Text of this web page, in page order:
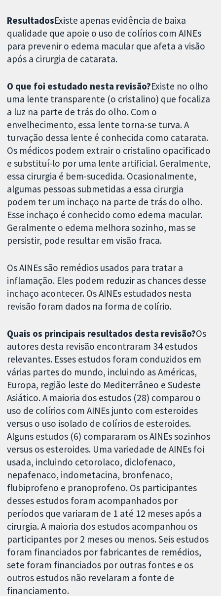
ResultadosExiste apenas evidência de baixa
qualidade que apoie o uso de colírios com AINEs
para prevenir o edema macular que afeta a visão
após a cirurgia de catarata.
O que foi estudado nesta revisão?Existe no olho
uma lente transparente (o cristalino) que focaliza
a luz na parte de trás do olho. Com o
envelhecimento, essa lente torna-se turva. A
turvação dessa lente é conhecida como catarata.
Os médicos podem extrair o cristalino opacificado
e substituí-lo por uma lente artificial. Geralmente,
essa cirurgia é bem-sucedida. Ocasionalmente,
algumas pessoas submetidas a essa cirurgia
podem ter um inchaço na parte de trás do olho.
Esse inchaço é conhecido como edema macular.
Geralmente o edema melhora sozinho, mas se
persistir, pode resultar em visão fraca.
Os AINEs são remédios usados para tratar a
inflamação. Eles podem reduzir as chances desse
inchaço acontecer. Os AINEs estudados nesta
revisão foram dados na forma de colírio.
Quais os principais resultados desta revisão?Os
autores desta revisão encontraram 34 estudos
relevantes. Esses estudos foram conduzidos em
várias partes do mundo, incluindo as Américas,
Europa, região leste do Mediterrâneo e Sudeste
Asiático. A maioria dos estudos (28) comparou o
uso de colírios com AINEs junto com esteroides
versus o uso isolado de colírios de esteroides.
Alguns estudos (6) compararam os AINEs sozinhos
versus os esteroides. Uma variedade de AINEs foi
usada, incluindo cetorolaco, diclofenaco,
nepafenaco, indometacina, bronfenaco,
flubiprofeno e pranoprofeno. Os participantes
desses estudos foram acompanhados por
períodos que variaram de 1 até 12 meses após a
cirurgia. A maioria dos estudos acompanhou os
participantes por 2 meses ou menos. Seis estudos
foram financiados por fabricantes de remédios,
sete foram financiados por outras fontes e os
outros estudos não revelaram a fonte de
financiamento.